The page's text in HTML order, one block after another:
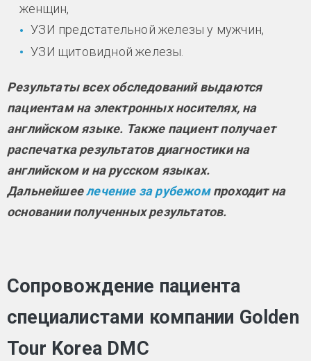
женщин,
УЗИ предстательной железы у мужчин,
УЗИ щитовидной железы.
Результаты всех обследований выдаются
пациентам на электронных носителях, на
английском языке. Также пациент получает
распечатка результатов диагностики на
английском и на русском языках.
Дальнейшеелечение за рубежомпроходит на
основании полученных результатов.
Сопровождение пациента
специалистами компании Golden
Tour Korea DMC